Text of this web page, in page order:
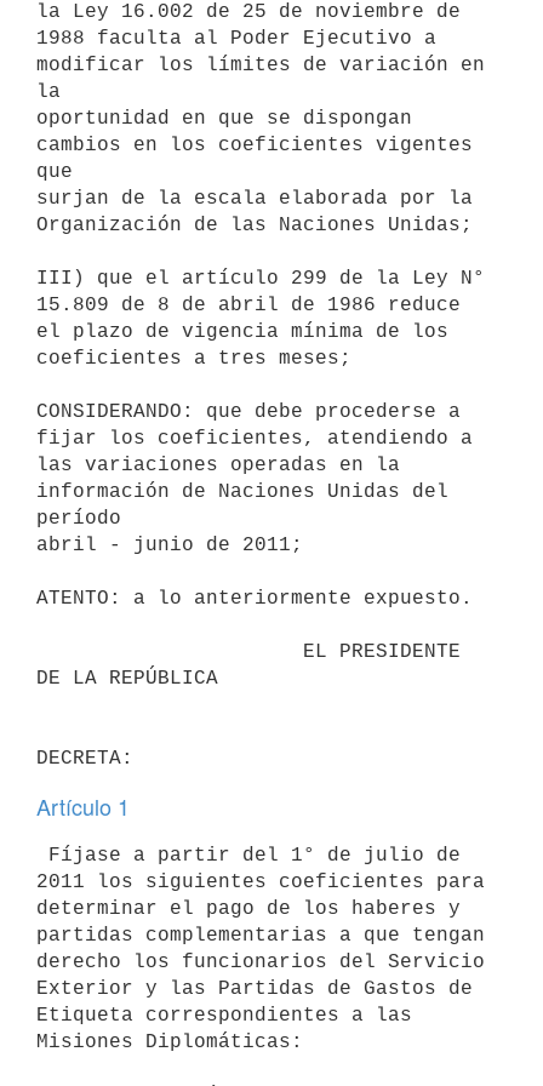
la Ley 16.002 de 25 de noviembre de
1988 faculta al Poder Ejecutivo a
modificar los límites de variación en
la
oportunidad en que se dispongan
cambios en los coeficientes vigentes
que
surjan de la escala elaborada por la
Organización de las Naciones Unidas;
III) que el artículo 299 de la Ley N°
15.809 de 8 de abril de 1986 reduce
el plazo de vigencia mínima de los
coeficientes a tres meses;
CONSIDERANDO: que debe procederse a
fijar los coeficientes, atendiendo a
las variaciones operadas en la
información de Naciones Unidas del
período
abril - junio de 2011;
ATENTO: a lo anteriormente expuesto.
DE LA REPÚBLICA
Artículo 1
2011 los siguientes coeficientes para
determinar el pago de los haberes y
partidas complementarias a que tengan
derecho los funcionarios del Servicio
Exterior y las Partidas de Gastos de
Etiqueta correspondientes a las
Misiones Diplomáticas: